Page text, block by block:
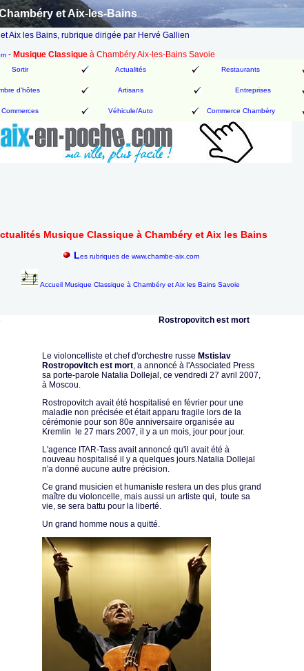
et Aix-les-Bains
Aix les Bains, rubrique dirigée par Hervé Gallien
- Musique Classique à Chambéry Aix-les-Bains Savoie
Sortir Actualités Restaurants
d'hôtes Artisans Entreprises
Commerces Véhicule/Auto Commerce Chambéry
Musique Classique à Chambéry et Aix les Bains
Les rubriques de www.chambe-aix.com
Accueil Musique Classique à Chambéry et Aix les Bains Savoie
Rostropovitch est mort
Le violoncelliste et chef d'orchestre russe Mstislav
Rostropovitch est mort, a annoncé à l'Associated Press
sa porte-parole Natalia Dollejal, ce vendredi 27 avril 2007,
à Moscou.
Rostropovitch avait été hospitalisé en février pour une
maladie non précisée et était apparu fragile lors de la
cérémonie pour son 80e anniversaire organisée au
Kremlin le 27 mars 2007, il y a un mois, jour pour jour.
L'agence ITAR-Tass avait annoncé qu'il avait été à
nouveau hospitalisé il y a quelques jours.Natalia Dollejal
n'a donné aucune autre précision.
Ce grand musicien et humaniste restera un des plus grand
maître du violoncelle, mais aussi un artiste qui, toute sa
vie, se sera battu pour la liberté.
Un grand homme nous a quitté.